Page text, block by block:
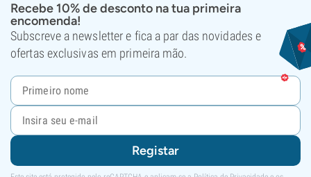
Recebe 10% de desconto na tua primeira
encomenda!
Subscreve a newsletter e fica a par das novidades e
ofertas exclusivas em primeira mão.
Registar